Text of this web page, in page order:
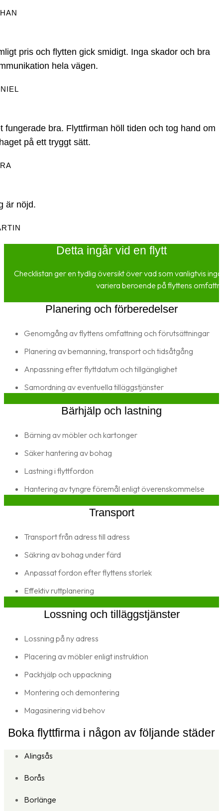
pris och flytten gick smidigt. Inga skador och bra
hela vägen.
fungerade bra. Flyttfirman höll tiden och tog hand om
på ett tryggt sätt.
är nöjd.
Detta ingår vid en flytt
Checklistan ger en tydlig översikt över vad som vanligtvis
variera beroende på flyttens
Planering och förberedelser
Genomgång av flyttens omfattning och förutsättningar
Planering av bemanning, transport och tidsåtgång
Anpassning efter flyttdatum och tillgänglighet
Samordning av eventuella tilläggstjänster
Bärhjälp och lastning
Bärning av möbler och kartonger
Säker hantering av bohag
Lastning i flyttfordon
Hantering av tyngre föremål enligt överenskommelse
Transport
Transport från adress till adress
Säkring av bohag under färd
Anpassat fordon efter flyttens storlek
Effektiv ruttplanering
Lossning och tilläggstjänster
Lossning på ny adress
Placering av möbler enligt instruktion
Packhjälp och uppackning
Montering och demontering
Magasinering vid behov
Boka flyttfirma i någon av följande städer
Alingsås
Borås
Borlänge